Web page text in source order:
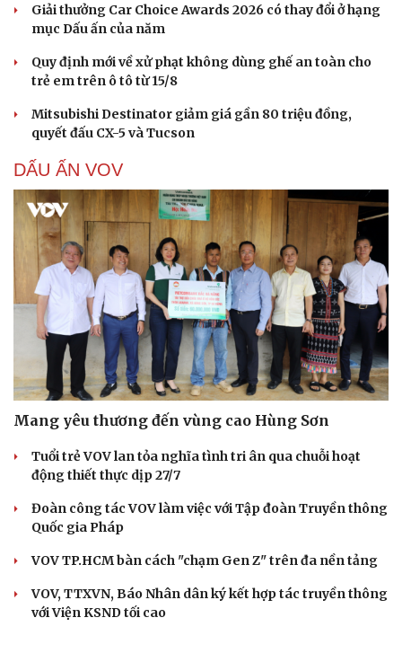
Giải thưởng Car Choice Awards 2026 có thay đổi ở hạng
mục Dấu ấn của năm
Quy định mới về xử phạt không dùng ghế an toàn cho
trẻ em trên ô tô từ 15/8
Mitsubishi Destinator giảm giá gần 80 triệu đồng,
quyết đấu CX-5 và Tucson
DẤU ẤN VOV
Mang yêu thương đến vùng cao Hùng Sơn
Tuổi trẻ VOV lan tỏa nghĩa tình tri ân qua chuỗi hoạt
động thiết thực dịp 27/7
Đoàn công tác VOV làm việc với Tập đoàn Truyền thông
Quốc gia Pháp
VOV TP.HCM bàn cách "chạm Gen Z" trên đa nền tảng
VOV, TTXVN, Báo Nhân dân ký kết hợp tác truyền thông
với Viện KSND tối cao